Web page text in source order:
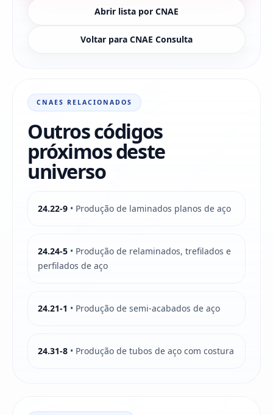
Abrir lista por CNAE
Voltar para CNAE Consulta
CNAES RELACIONADOS
Outros códigos
próximos deste
universo
24.22-9 • Produção de laminados planos de aço
24.24-5 • Produção de relaminados, trefilados e
perfilados de aço
24.21-1 • Produção de semi-acabados de aço
24.31-8 • Produção de tubos de aço com costura